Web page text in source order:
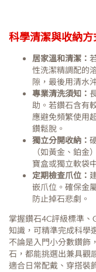
科學清潔與收納方
居家溫和清潔：
性洗潔精調配的
隙，最後用清水
專業清洗須知：
助。若鑽石含有
應避免頻繁使用
鑽鬆脫。
獨立分開收納：
（如黃金、鉑
寶盒或獨立軟袋
定期檢查爪位：
嵌爪位。確保金
防止掉石悲劇。
掌握鑽石4C評級標準
知識，可精準完成科學
不論是入門小分數鑽飾
石，都能挑選出兼具觀
適合日常配戴、穿搭裝